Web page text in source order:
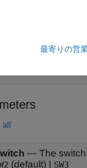
Logical
— The
(default) | SW3
最寄りの営